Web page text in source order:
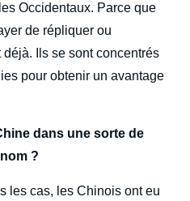
Occidentaux. Parce que
de répliquer ou
Ils se sont concentrés
pour obtenir un avantage
dans une sorte de
?
les cas, les Chinois ont eu